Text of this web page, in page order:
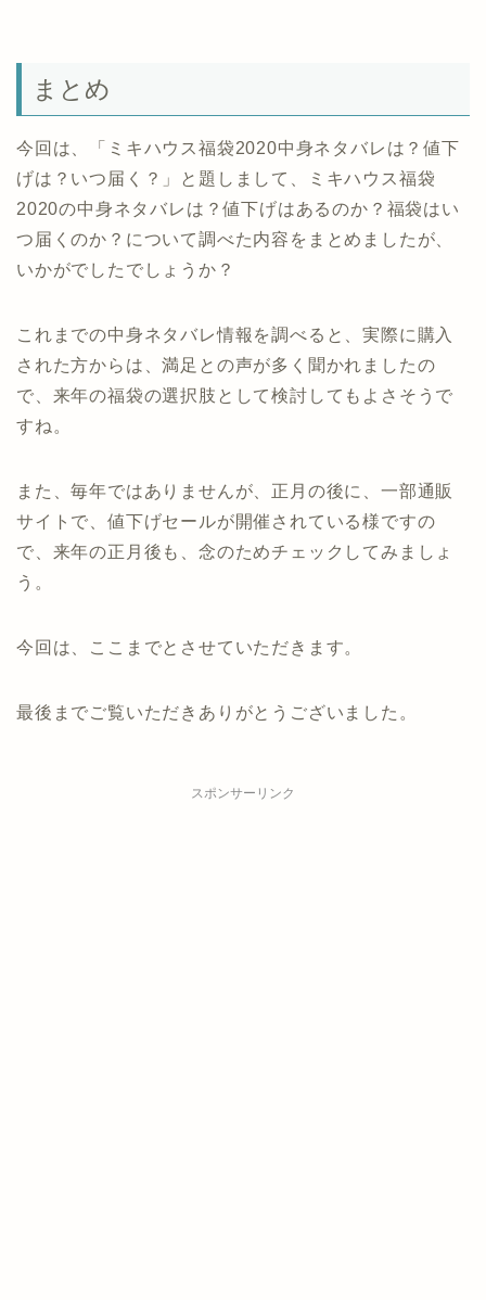
まとめ
今回は、「ミキハウス福袋2020中身ネタバレは？値下
げは？いつ届く？」と題しまして、ミキハウス福袋
2020の中身ネタバレは？値下げはあるのか？福袋はい
つ届くのか？について調べた内容をまとめましたが、
いかがでしたでしょうか？
これまでの中身ネタバレ情報を調べると、実際に購入
された方からは、満足との声が多く聞かれましたの
で、来年の福袋の選択肢として検討してもよさそうで
すね。
また、毎年ではありませんが、正月の後に、一部通販
サイトで、値下げセールが開催されている様ですの
で、来年の正月後も、念のためチェックしてみましょ
う。
今回は、ここまでとさせていただきます。
最後までご覧いただきありがとうございました。
スポンサーリンク